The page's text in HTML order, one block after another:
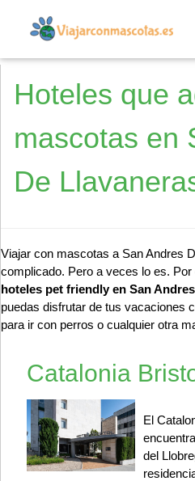
Hoteles que
mascotas en
De
Viajar con mascotas a San Andres
complicado. Pero a veces lo es.
hoteles pet friendly en San
puedas disfrutar de tus vacaciones
para ir con perros o cualquier otra
Catalonia
El
del